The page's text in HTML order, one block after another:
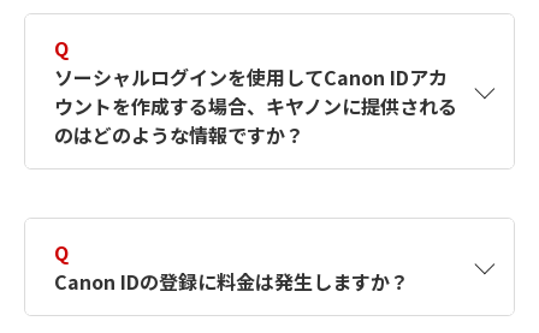
す。詳しい作成方法は【カメラ】Canon IDとは
何ですか？Canon IDの作成方法は？をご確認く
ださい。
Q
ソーシャルログインを使用してCanon IDアカ
ウントを作成する場合、キヤノンに提供される
のはどのような情報ですか？
択したサービスから取得します。アカウントを
簡単に作成できるように、この情報を使用して
Canon IDの登録フォームを入力します。
Q
Canon IDの登録に料金は発生しますか？